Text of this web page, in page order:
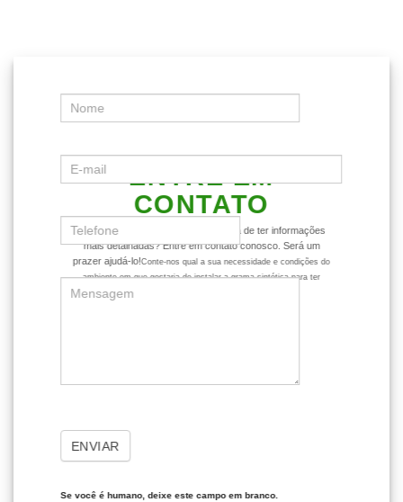
ENTRE EM
CONTATO
Ficou com alguma dúvida ou gostaria de ter informações
mais detalhadas? Entre em contato conosco. Será um
prazer ajudá-lo!Conte-nos qual a sua necessidade e condições do
ambiente em que gostaria de instalar a grama sintética para ter
dicas mais assertivas sobre o produto.
ENVIAR
Se você é humano, deixe este campo em branco.